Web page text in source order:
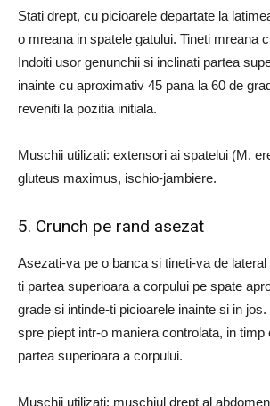
Stati drept, cu picioarele departate la
o mreana in spatele gatului. Tineti mreana
Indoiti usor genunchii si inclinati partea
inainte cu aproximativ 45 pana la 60 de
reveniti la pozitia initiala.
Muschii utilizati: extensori ai spatelui (M.
gluteus maximus, ischio-jambiere.
5. Crunch pe rand asezat
Asezati-va pe o banca si tineti-va de
ti partea superioara a corpului pe spate
grade si intinde-ti picioarele inainte si in
spre piept intr-o maniera controlata, in timp
partea superioara a corpului.
Muschii utilizati: muschiul drept al